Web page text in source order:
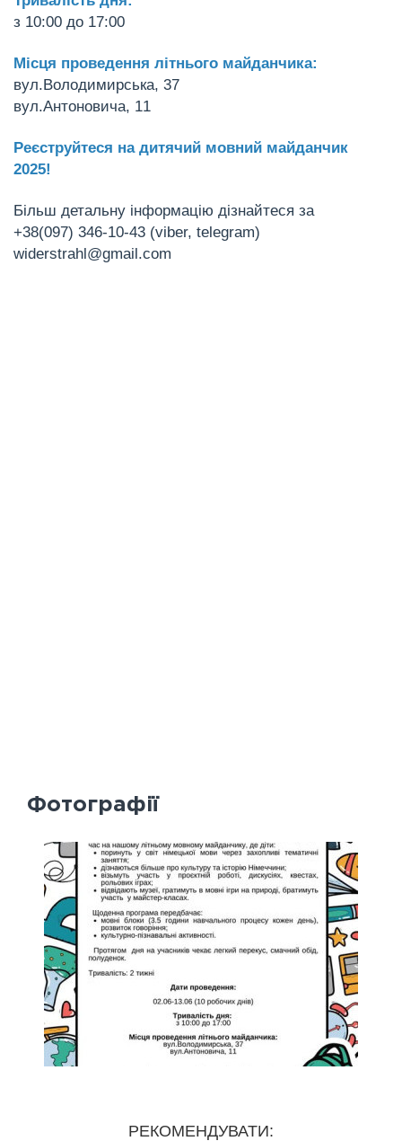
з 10:00 до 17:00
Місця проведення літнього майданчика:
вул.Володимирська, 37
вул.Антоновича, 11
Реєструйтеся на дитячий мовний майданчик
2025!
Більш детальну інформацію дізнайтеся за
+38(097) 346-10-43 (viber, telegram)
widerstrahl@gmail.com
Фотографії
РЕКОМЕНДУВАТИ: